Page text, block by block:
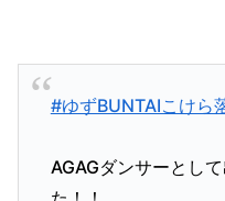
#ゆずBUNTAIこけら
AGAGダンサーとし